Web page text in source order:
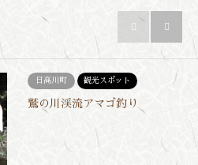
 
日高川町 観光スポット
鷲の川渓流アマゴ釣り